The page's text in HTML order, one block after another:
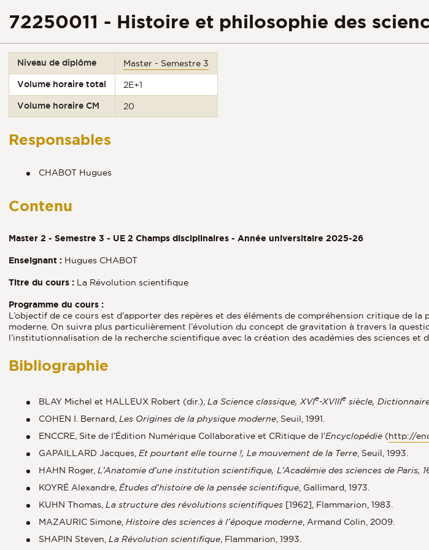
72250011 - Histoire et philosophie des
Niveau de diplôme Master - Semestre 3
Volume horaire total 2E+1
Volume horaire CM 20
Responsables
CHABOT Hugues
Contenu
Master 2 - Semestre 3 - UE 2 Champs disciplinaires - Année universitaire 2025-26
Enseignant : Hugues CHABOT
Titre du cours : La Révolution scientifique
Programme du cours :
L’objectif de ce cours est d’apporter des repères et des éléments de compréhension critique de
moderne. On suivra plus particulièrement l’évolution du concept de gravitation à travers la
l’institutionnalisation de la recherche scientifique avec la création des académies des sciences et
Bibliographie
BLAY Michel et HALLEUX Robert (dir.), La Science classique, XVIe-XVIIIe siècle,
COHEN I. Bernard, Les Origines de la physique moderne , Seuil, 1991.
ENCCRE, Site de l’Édition Numérique Collaborative et CRitique de l’Encyclopédie (http://
GAPAILLARD Jacques, Et pourtant elle tourne !, Le mouvement de la Terre , Seuil, 1993.
HAHN Roger, L’Anatomie d’une institution scientifique, L’Académie des sciences de Paris,
KOYRÉ Alexandre, Études d’histoire de la pensée scientifique , Gallimard, 1973.
KUHN Thomas, La structure des révolutions scientifiques [1962], Flammarion, 1983.
MAZAURIC Simone, Histoire des sciences à l’époque moderne , Armand Colin, 2009.
SHAPIN Steven, La Révolution scientifique , Flammarion, 1993.